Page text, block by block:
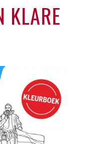
KLARE